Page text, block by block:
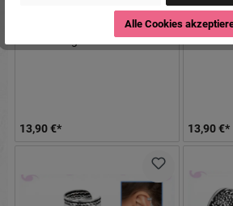
Ohrklemme Ear Cuff aus Silber
mit Anhänger Stern
13,90 €*
mit
13,90 €*
Alle Cookies